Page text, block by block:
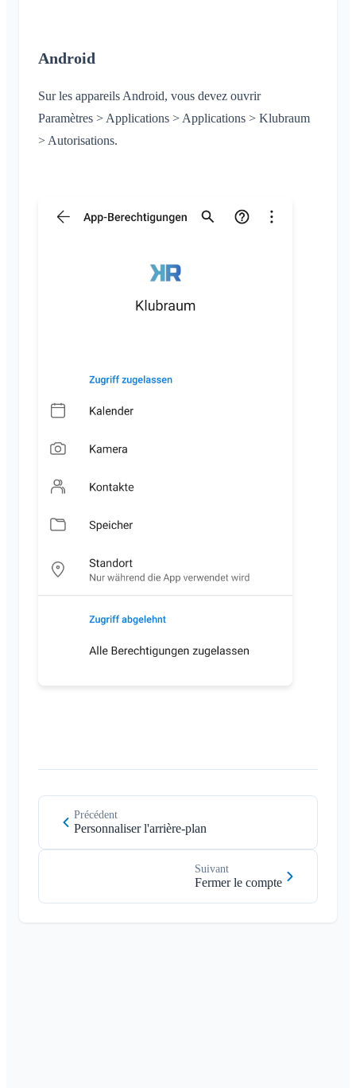
Android
Sur les appareils Android, vous devez ouvrir
Paramètres > Applications > Applications > Klubraum
> Autorisations.
Précédent
Personnaliser l'arrière-plan
Suivant
Fermer le compte